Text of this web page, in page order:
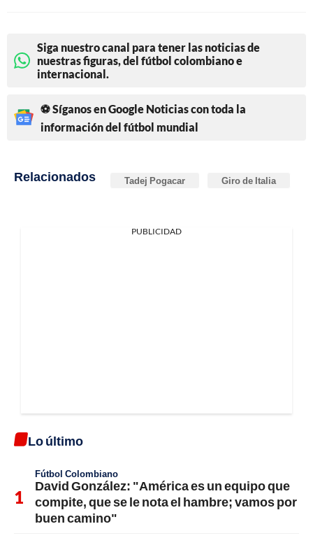
Siga nuestro canal para tener las noticias de
nuestras figuras, del fútbol colombiano e
internacional.
⚽ Síganos en Google Noticias con toda la
información del fútbol mundial
Relacionados Tadej Pogacar Giro de Italia
PUBLICIDAD
Lo último
Fútbol Colombiano
David González: "América es un equipo que
compite, que se le nota el hambre; vamos por
buen camino"